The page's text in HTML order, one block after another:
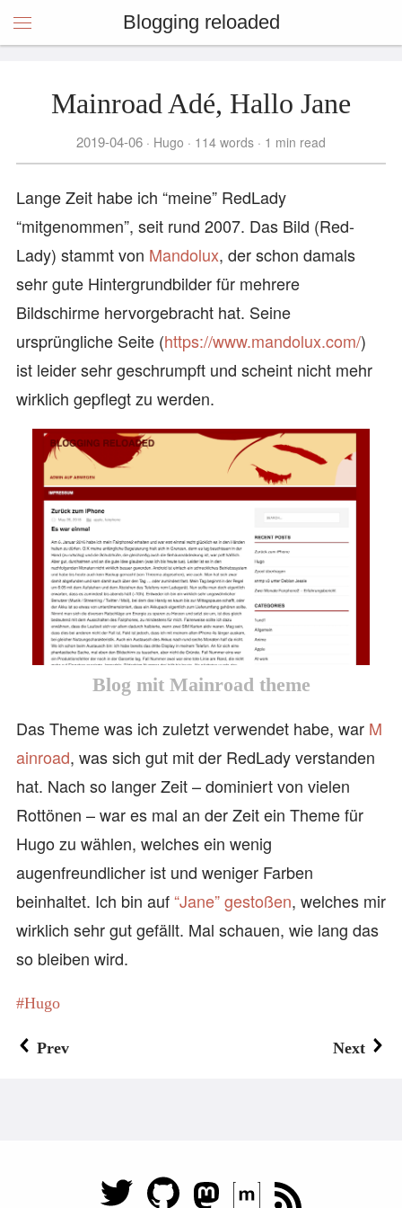
Blogging reloaded
Mainroad Adé, Hallo Jane
2019-04-06 Hugo 114 words 1 min read
Lange Zeit habe ich “meine” RedLady
“mitgenommen”, seit rund 2007. Das Bild (Red-
Lady) stammt von Mandolux, der schon damals
sehr gute Hintergrundbilder für mehrere
Bildschirme hervorgebracht hat. Seine
ursprüngliche Seite (https://www.mandolux.com/)
ist leider sehr geschrumpft und scheint nicht mehr
wirklich gepflegt zu werden.
Blog mit Mainroad theme
Das Theme was ich zuletzt verwendet habe, war M
ainroad, was sich gut mit der RedLady verstanden
hat. Nach so langer Zeit – dominiert von vielen
Rottönen – war es mal an der Zeit ein Theme für
Hugo zu wählen, welches ein wenig
augenfreundlicher ist und weniger Farben
beinhaltet. Ich bin auf“Jane”gestoßen, welches mir
wirklich sehr gut gefällt. Mal schauen, wie lang das
so bleiben wird.
Hugo
Prev Next